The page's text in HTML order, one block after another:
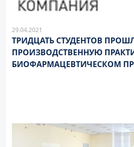
29.04.2021
ТРИДЦАТЬ СТУДЕНТОВ
ПРОИЗВОДСТВЕННУЮ
БИОФАРМАЦЕВТИЧЕСКОМ